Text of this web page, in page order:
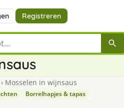
Registreren
› Mosselen in wijnsaus
Borrelhapjes & tapas